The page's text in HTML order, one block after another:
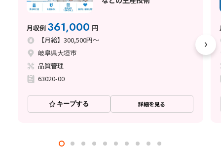
月収例 361,000 円
【月給】300,500円～
岐阜県大垣市
品質管理
63020-00
キープする 詳細を見る